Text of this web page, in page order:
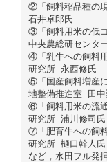
②「飼料稲品種の
石井卓郎氏
③「飼料用米の低
中央農総研センタ
④「乳牛への飼料
研究所 永西修氏
⑤「国産飼料増産
地整備推進室 田中
⑥「飼料用米の流
研究所 浦川修司氏
⑦「肥育牛への飼
研究所 樋口幹人氏
など，水田フル発